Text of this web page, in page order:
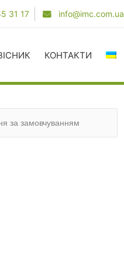
31 17 info@imc.com.ua
КОНТАКТИ